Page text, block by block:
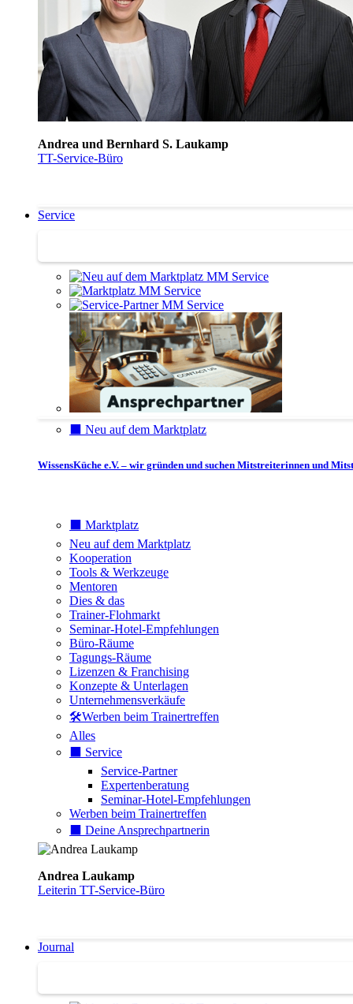
Andrea und Bernhard S. Laukamp
TT-Service-Büro
Service
⬛️ Neu auf dem Marktplatz
WissensKüche e.V. – wir gründen und suchen Mitstreiterinnen und
⬛️ Marktplatz
Neu auf dem Marktplatz
Kooperation
Tools & Werkzeuge
Mentoren
Dies & das
Trainer-Flohmarkt
Seminar-Hotel-Empfehlungen
Büro-Räume
Tagungs-Räume
Lizenzen & Franchising
Konzepte & Unterlagen
Unternehmensverkäufe
🛠️Werben beim Trainertreffen
Alles
⬛️ Service
Service-Partner
Expertenberatung
Seminar-Hotel-Empfehlungen
Werben beim Trainertreffen
⬛️ Deine Ansprechpartnerin
Andrea Laukamp
Leiterin TT-Service-Büro
Journal